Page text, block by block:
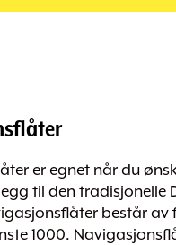
er egnet når du
til den
består av
1000.